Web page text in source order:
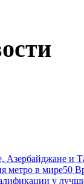
Азербайджане
метро в мире50
у